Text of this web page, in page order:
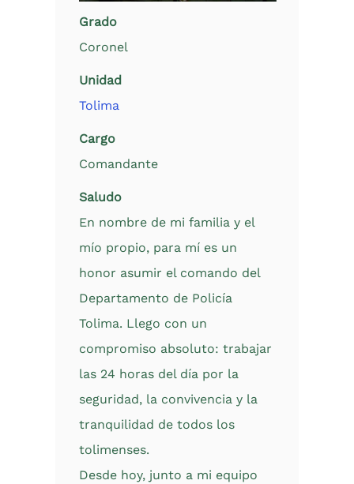
Grado
Coronel
Unidad
Tolima
Cargo
Comandante
Saludo
En nombre de mi familia y el
mío propio, para mí es un
honor asumir el comando del
Departamento de Policía
Tolima. Llego con un
compromiso absoluto: trabajar
las 24 horas del día por la
seguridad, la convivencia y la
tranquilidad de todos los
tolimenses.
Desde hoy, junto a mi equipo